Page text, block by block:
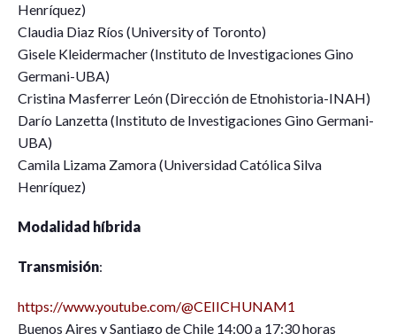
Henríquez)
Claudia Diaz Ríos (University of Toronto)
Gisele Kleidermacher (Instituto de Investigaciones Gino
Germani-UBA)
Cristina Masferrer León (Dirección de Etnohistoria-INAH)
Darío Lanzetta (Instituto de Investigaciones Gino Germani-
UBA)
Camila Lizama Zamora (Universidad Católica Silva
Henríquez)
Modalidad híbrida
Transmisión:
https://www.youtube.com/@CEIICHUNAM1
Buenos Aires y Santiago de Chile 14:00 a 17:30 horas